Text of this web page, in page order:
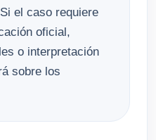
el caso requiere
oficial,
o interpretación
sobre los